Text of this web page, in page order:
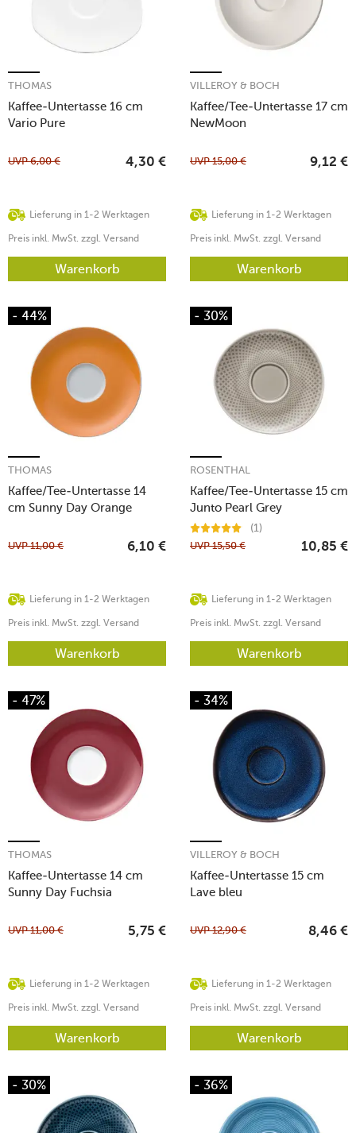
Kaffee-Untertasse 16 cm
Vario Pure
THOMAS
Lieferung in 1-2 Werktagen
UVP6,00 € 4,30 €
Preis inkl. MwSt. zzgl. Versand
Warenkorb
Kaffee/Tee-Untertasse 17 cm
NewMoon
VILLEROY & BOCH
Lieferung in 1-2 Werktagen
UVP15,00 € 9,12 €
Preis inkl. MwSt. zzgl. Versand
Warenkorb
- 44%
Kaffee/Tee-Untertasse 14
cm Sunny Day Orange
THOMAS
Lieferung in 1-2 Werktagen
UVP11,00 € 6,10 €
Preis inkl. MwSt. zzgl. Versand
Warenkorb
- 30%
Kaffee/Tee-Untertasse 15 cm
Junto Pearl Grey
ROSENTHAL
(1)
Lieferung in 1-2 Werktagen
UVP15,50 € 10,85 €
Preis inkl. MwSt. zzgl. Versand
Warenkorb
- 47%
Kaffee-Untertasse 14 cm
Sunny Day Fuchsia
THOMAS
Lieferung in 1-2 Werktagen
UVP11,00 € 5,75 €
Preis inkl. MwSt. zzgl. Versand
Warenkorb
- 34%
Kaffee-Untertasse 15 cm
Lave bleu
VILLEROY & BOCH
Lieferung in 1-2 Werktagen
UVP12,90 € 8,46 €
Preis inkl. MwSt. zzgl. Versand
Warenkorb
- 30% - 36%